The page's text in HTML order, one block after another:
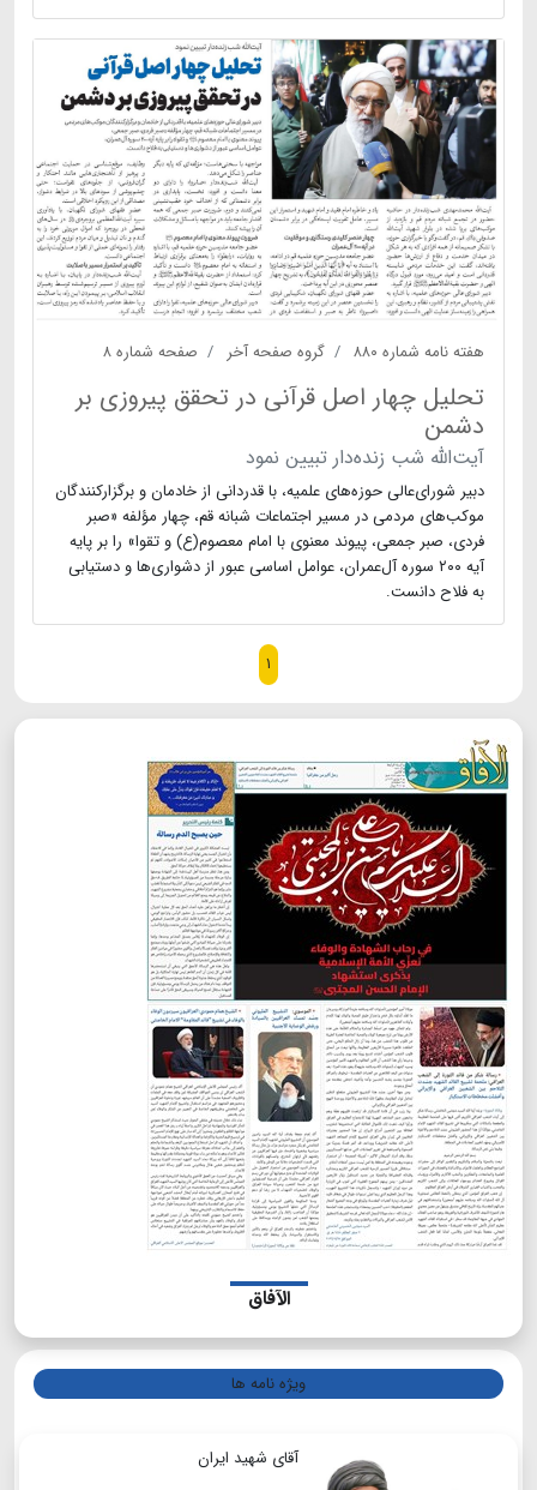
هفته نامه شماره ۸۸۰ گروه صفحه آخر صفحه شماره ۸
تحلیل چهار اصل قرآنی در تحقق پیروزی بر
دشمن
آیت‌الله شب زنده‌دار تبیین نمود
دبیر شورای‌عالی حوزه‌های علمیه، با قدردانی از خادمان و برگزارکنندگان
موکب‌های مردمی در مسیر اجتماعات شبانه قم، چهار مؤلفه «صبر
فردی، صبر جمعی، پیوند معنوی با امام معصوم(ع) و تقوا» را بر پایه
آیه ۲۰۰ سوره آل‌عمران، عوامل اساسی عبور از دشواری‌ها و دستیابی
به فلاح دانست.
۱
الآفاق
ویژه نامه ها
آقای شهید ایران